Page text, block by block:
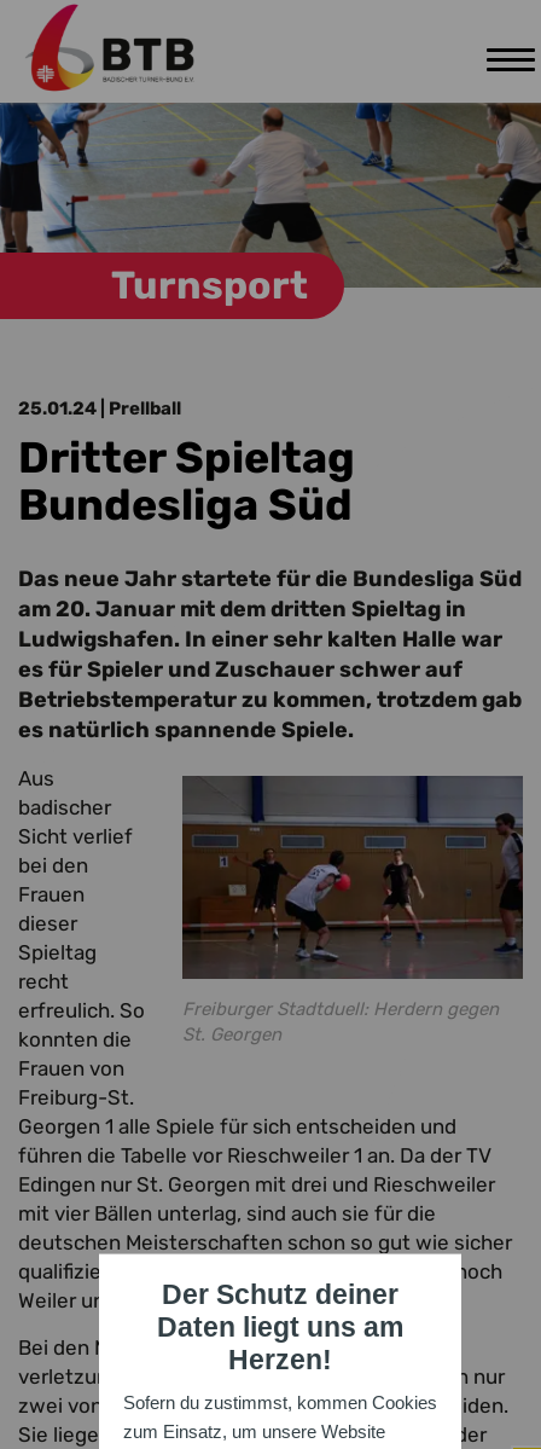
Der Schutz deiner
Daten liegt uns am
Herzen!
Sofern du zustimmst, kommen Cookies
zum Einsatz, um unsere Website
Zum Hauptinhalt springen
Turnsport
25.01.24 | Prellball
Dritter Spieltag
Bundesliga Süd
Das neue Jahr startete für die Bundesliga Süd
am 20. Januar mit dem dritten Spieltag in
Ludwigshafen. In einer sehr kalten Halle war
es für Spieler und Zuschauer schwer auf
Betriebstemperatur zu kommen, trotzdem gab
es natürlich spannende Spiele.
Freiburger Stadtduell: Herdern gegen
St. Georgen
Aus
badischer
Sicht verlief
bei den
Frauen
dieser
Spieltag
recht
erfreulich. So
konnten die
Frauen von
Freiburg-St.
Georgen 1 alle Spiele für sich entscheiden und
führen die Tabelle vor Rieschweiler 1 an. Da der TV
Edingen nur St. Georgen mit drei und Rieschweiler
mit vier Bällen unterlag, sind auch sie für die
deutschen Meisterschaften schon so gut wie sicher
qualifiziert. Um den vierten Platz streiten sich noch
Weiler und St. Georgen 2.
Bei den Männern traten die Huchenfelder
verletzungsbedingt nur zu dritt an und konnten nur
zwei von sechs Begegnungen für sich entscheiden.
Sie liegen momentan auf dem sechsten Platz der